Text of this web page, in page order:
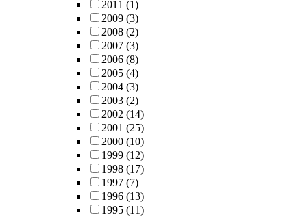
2011 (1)
2009 (3)
2008 (2)
2007 (3)
2006 (8)
2005 (4)
2004 (3)
2003 (2)
2002 (14)
2001 (25)
2000 (10)
1999 (12)
1998 (17)
1997 (7)
1996 (13)
1995 (11)